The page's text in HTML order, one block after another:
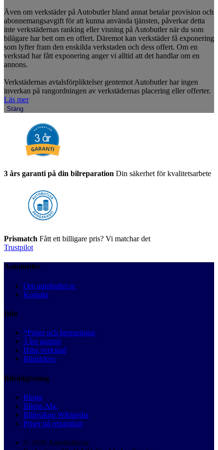
Även om verkstäder på Autobutler bland annat betalar provision och
abonnemangsavgift för att kunna använda tjänsten, påverkar detta
inte verkstädernas ranking eller visning på Autobutler när du som
bilägare har bett om en offert. Däremot kan verkstäder få exponering
som lyfter fram den enskilda verkstaden och dess offert. Om en
verkstad har fått exponering anger vi alltid att det handlar om en
annons.
Verkstädernas avtalsförpliktelser gentemot Autobutler har ingen
inverkan på rangordningen av verkstädernas placering eller offerter.
Läs mer
Stäng
3 års garanti på din bilreparation Din säkerhet för kvalitetsarbete
Prismatch Fått ett billigare pris? Vi matchar det
Trustpilot
Autobutler
Om autobutler.se
Kontakt
Info
*Priser och besparingar
3 års garanti
Hitta verkstad
Bilmärken
Bilrådgivning
Blogg
Bilens Abc
Billexikon Wikipedia
Priser på reparation
© 2026 Autobutler.se